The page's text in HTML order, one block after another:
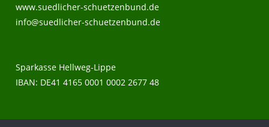
www.suedlicher-schuetzenbund.de
info@suedlicher-schuetzenbund.de
Sparkasse Hellweg-Lippe
IBAN: DE41 4165 0001 0002 2677 48